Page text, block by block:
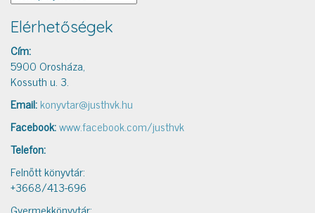
Elérhetőségek
Cím:
5900 Orosháza,
Kossuth u. 3.
Email:konyvtar@justhvk.hu
Facebook:www.facebook.com/justhvk
Telefon:
Felnőtt könyvtár:
+3668/413-696
Gyermekkönyvtár: